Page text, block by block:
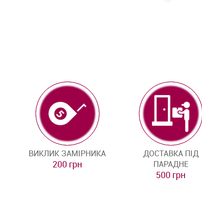
ВИКЛИК ЗАМІРНИКА
200 грн
ДОСТАВКА ПІД
ПАРАДНЕ
500 грн